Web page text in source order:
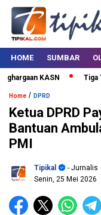
HOME SUMBAR
KASN Tiga
Home / DPRD
Ketua DPRD
Bantuan
PMI
Tipikal
- Jurnalis
Senin, 25 Mei 2026